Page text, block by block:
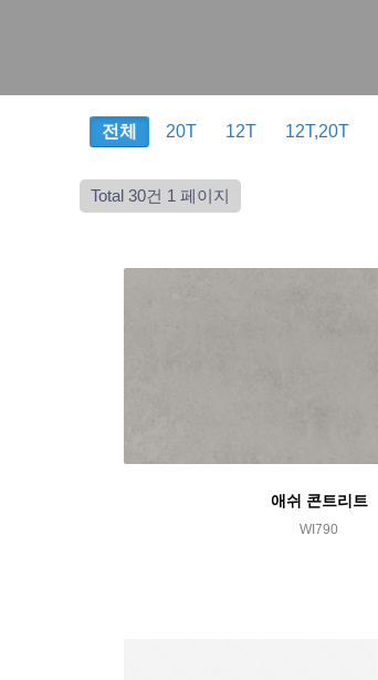
전체 20T 12T 12T,20T
Total 30건 1 페이지
애쉬 콘트리트
WI790